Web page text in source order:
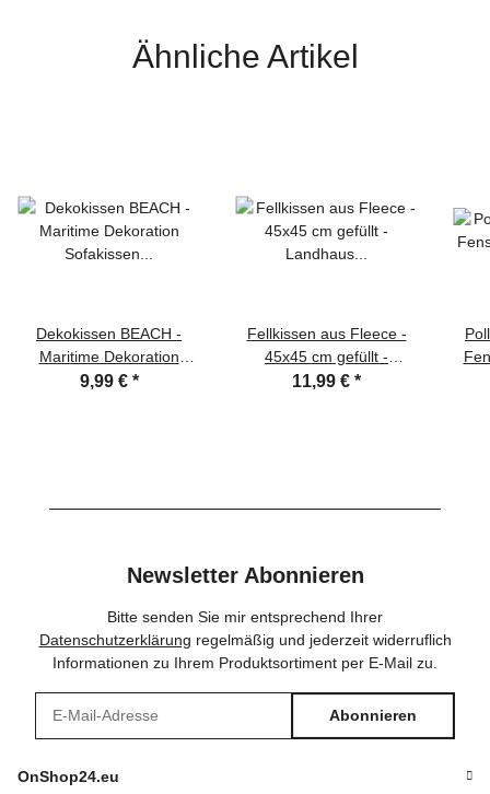
Ähnliche Artikel
Dekokissen BEACH -
Maritime Dekoration
Sofakissen Zierkissen
9,99 € *
Fellkissen aus Fleece -
45x45 cm gefüllt -
Landhaus Deko Kissen
11,99 € *
Newsletter Abonnieren
Bitte senden Sie mir entsprechend Ihrer
Datenschutzerklärung regelmäßig und jederzeit widerruflich
Informationen zu Ihrem Produktsortiment per E-Mail zu.
Abonnieren
OnShop24.eu